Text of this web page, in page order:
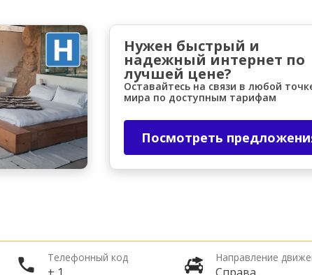
Войти с помощью eLinkНужен быстрый и
надежный интернет по
лучшей цене?
Оставайтесь на связи в любой
мира по доступным тарифам
Посмотреть
Телефонный код Направление